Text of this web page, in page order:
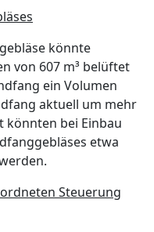
könnte
von 607 m³ belüftet
ein Volumen
aktuell um mehr
könnten bei Einbau
etwa
Steuerung